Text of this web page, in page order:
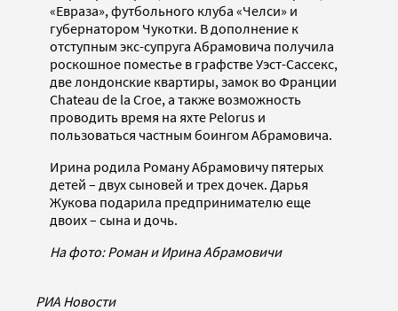
«Евраза», футбольного клуба «Челси» и
губернатором Чукотки. В дополнение к
отступным экс-супруга Абрамовича получила
роскошное поместье в графстве Уэст-Сассекс,
две лондонские квартиры, замок во Франции
Сhateau de la Croe, а также возможность
проводить время на яхте Pelorus и
пользоваться частным боингом Абрамовича.
Ирина родила Роману Абрамовичу пятерых
детей – двух сыновей и трех дочек. Дарья
Жукова подарила предпринимателю еще
двоих – сына и дочь.
На фото: Роман и Ирина Абрамовичи
РИА Новости